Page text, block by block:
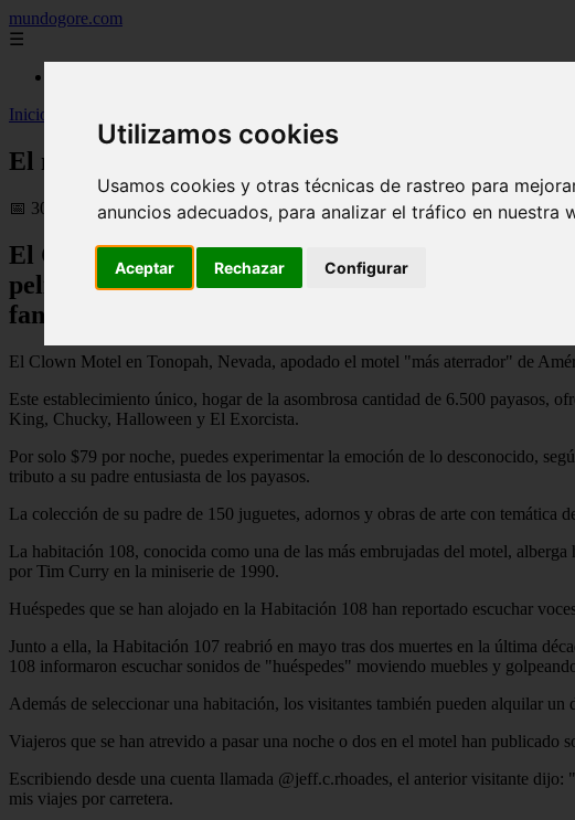
Utilizamos cookies
Usamos cookies y otras técnicas de rastreo para
anuncios adecuados, para analizar el tráfico en
Aceptar Rechazar Configurar
mundogore.com
☰
Inicio
El motel "más aterrador" de América con 6.500
📅 30/09/2025
El Clown Motel en Tonopah, Nevada, tiene más
películas de terror. Incluso ofrece un lector de
fantasmas
El Clown Motel en Tonopah, Nevada, apodado el motel "más aterrador" de
Este establecimiento único, hogar de la asombrosa cantidad de 6.500 payasos,
King, Chucky, Halloween y El Exorcista.
Por solo $79 por noche, puedes experimentar la emoción de lo desconocido,
tributo a su padre entusiasta de los payasos.
La colección de su padre de 150 juguetes, adornos y obras de arte con temática
La habitación 108, conocida como una de las más embrujadas del motel,
por Tim Curry en la miniserie de 1990.
Huéspedes que se han alojado en la Habitación 108 han reportado escuchar
Junto a ella, la Habitación 107 reabrió en mayo tras dos muertes en la última
108 informaron escuchar sonidos de "huéspedes" moviendo muebles y
Además de seleccionar una habitación, los visitantes también pueden alquilar
Viajeros que se han atrevido a pasar una noche o dos en el motel han
Escribiendo desde una cuenta llamada @jeff.c.rhoades, el anterior visitante
mis viajes por carretera.